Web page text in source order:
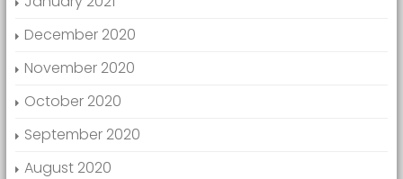
December 2020
November 2020
October 2020
September 2020
August 2020